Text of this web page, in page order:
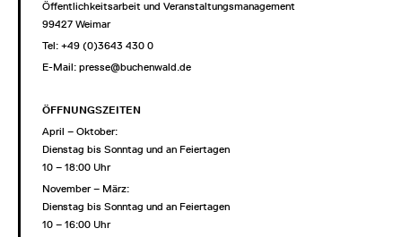
Öffentlichkeitsarbeit und Veranstaltungsmanagement
99427 Weimar
Tel: +49 (0)3643 430 0
E-Mail: presse@buchenwald.de
ÖFFNUNGSZEITEN
April – Oktober:
Dienstag bis Sonntag und an Feiertagen
10 – 18:00 Uhr
November – März:
Dienstag bis Sonntag und an Feiertagen
10 – 16:00 Uhr